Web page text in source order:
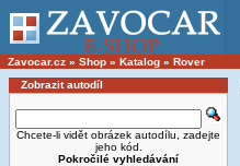
Zavocar.cz » Shop » Katalog » Rover
Zobrazit autodíl
Chcete-li vidět obrázek autodílu, zadejte
jeho kód.
Pokročilé vyhledávání